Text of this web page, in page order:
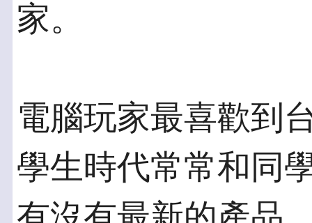
家。
電腦玩家最喜歡到
學生時代常常和同